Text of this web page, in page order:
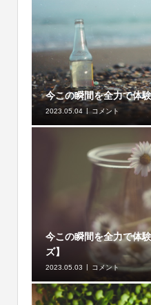
今この瞬間を全力で体
2023.05.04 コメント
今この瞬間を全力で体
ズ】
2023.05.03 コメント